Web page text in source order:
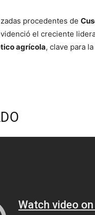
procedentes de
el creciente
agrícola, clave para